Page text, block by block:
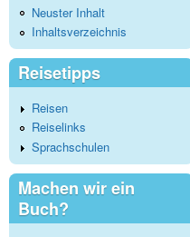
Neuster Inhalt
Inhaltsverzeichnis
Reisetipps
Reisen
Reiselinks
Sprachschulen
Machen wir ein
Buch?